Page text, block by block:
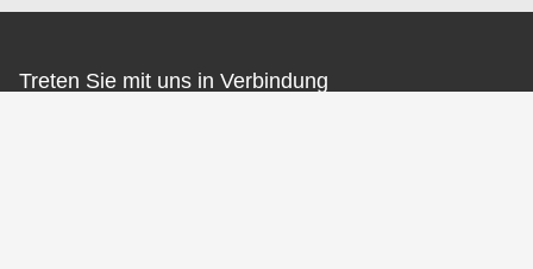
Treten Sie mit uns in Verbindung